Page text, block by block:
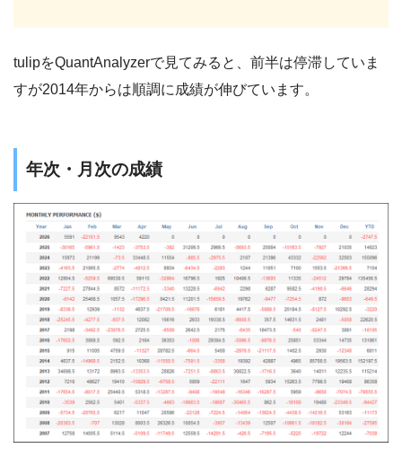
tulipをQuantAnalyzerで見てみると、前半は停滞していま
すが2014年からは順調に成績が伸びています。
年次・月次の成績